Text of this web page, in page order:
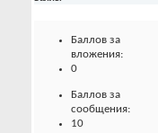
Баллов за
вложения:
0
Баллов за
сообщения:
10